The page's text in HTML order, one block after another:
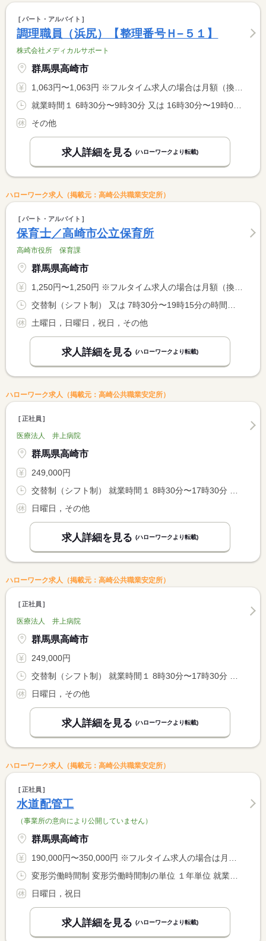
パート・アルバイト
調理職員（浜尻）【整理番号Ｈ−５１】
株式会社メディカルサポート
群馬県高崎市
1,063円〜1,063円 ※フルタイム求人の場合は月額（換算額）、パート求人の場合は時間額を表示しています。
その他
求人詳細を見る (ハローワークより転載)
ハローワーク求人（掲載元：高崎公共職業安定所）
パート・アルバイト
保育士／高崎市公立保育所
高崎市役所 保育課
群馬県高崎市
1,250円〜1,250円 ※フルタイム求人の場合は月額（換算額）、パート求人の場合は時間額を表示しています。
土曜日，日曜日，祝日，その他
求人詳細を見る (ハローワークより転載)
ハローワーク求人（掲載元：高崎公共職業安定所）
正社員
医療法人 井上病院
群馬県高崎市
249,000円
日曜日，その他
求人詳細を見る (ハローワークより転載)
ハローワーク求人（掲載元：高崎公共職業安定所）
正社員
医療法人 井上病院
群馬県高崎市
249,000円
日曜日，その他
求人詳細を見る (ハローワークより転載)
ハローワーク求人（掲載元：高崎公共職業安定所）
正社員
水道配管工
（事業所の意向により公開していません）
群馬県高崎市
190,000円〜350,000円 ※フルタイム求人の場合は月額（換算額）、パート求人の場合は時間額を表示しています。
日曜日，祝日
求人詳細を見る (ハローワークより転載)